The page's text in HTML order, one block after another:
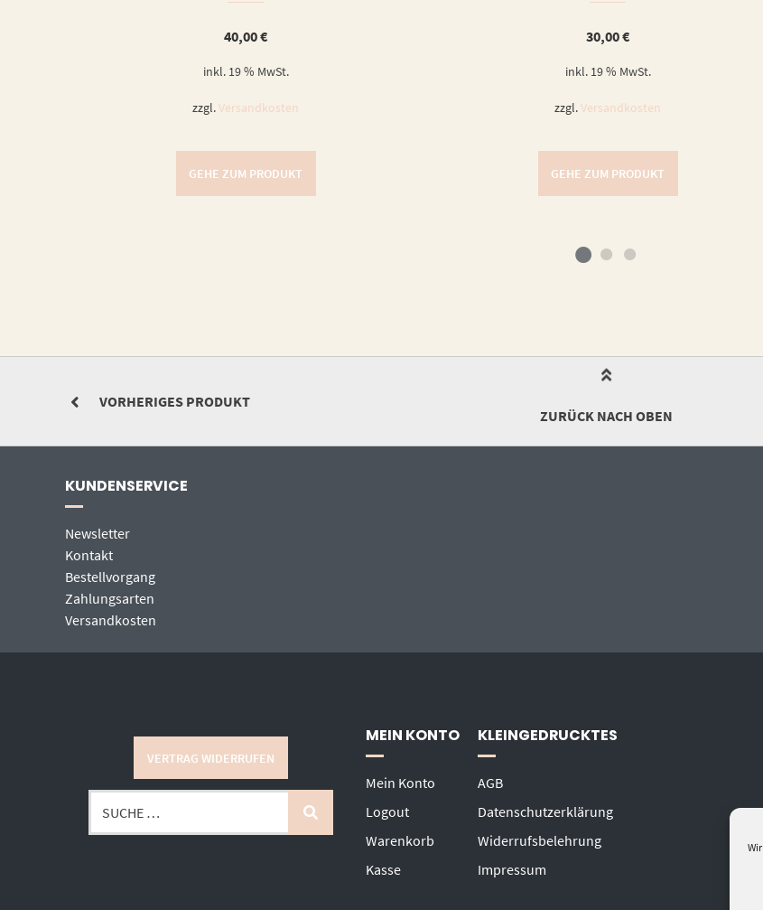
40,00€
inkl. 19 % MwSt.
zzgl.Versandkosten
GEHE ZUM PRODUKT
30,00€
inkl. 19 % MwSt.
zzgl.Versandkosten
GEHE ZUM PRODUKT
VORHERIGES PRODUKT
ZURÜCK NACH OBEN
KUNDENSERVICE
Newsletter
Kontakt
Bestellvorgang
Zahlungsarten
Versandkosten
VERTRAG WIDERRUFEN
MEIN KONTO
Mein Konto
Logout
Warenkorb
Kasse
KLEINGEDRUCKTES
AGB
Datenschutzerklärung
Widerrufsbelehrung
Impressum